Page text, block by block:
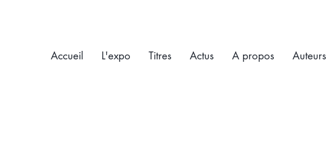
Accueil L'expo Titres Actus A propos Auteurs